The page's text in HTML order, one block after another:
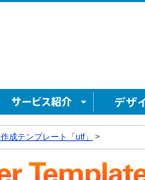
成テンプレート「utf」 >